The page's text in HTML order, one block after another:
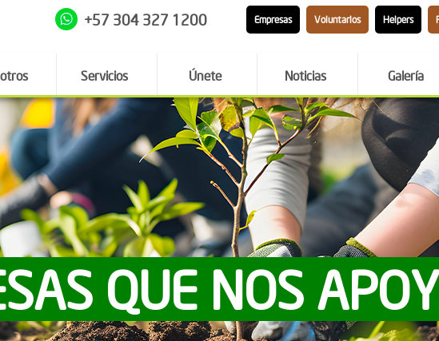
+57 304 327 1200 Empresas Voluntarios Helpers
Servicios Únete Noticias Galería
QUE NOS